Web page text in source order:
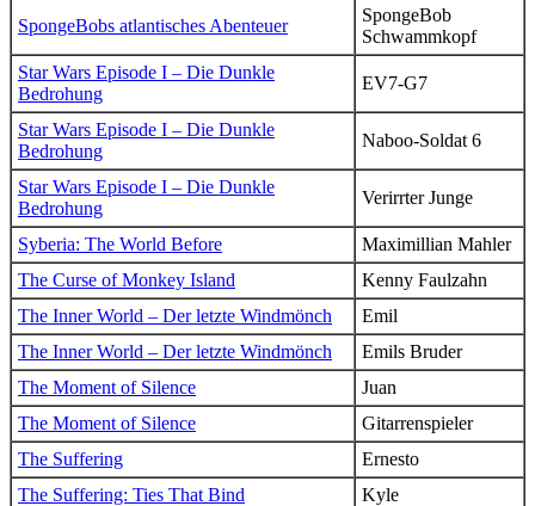
SpongeBobs atlantisches Abenteuer
SpongeBob
Schwammkopf
Star Wars Episode I – Die Dunkle
Bedrohung
EV7-G7
Star Wars Episode I – Die Dunkle
Bedrohung
Naboo-Soldat 6
Star Wars Episode I – Die Dunkle
Bedrohung
Verirrter Junge
Syberia: The World Before
Maximillian Mahler
The Curse of Monkey Island
Kenny Faulzahn
The Inner World – Der letzte Windmönch
Emil
The Inner World – Der letzte Windmönch
Emils Bruder
The Moment of Silence
Juan
The Moment of Silence
Gitarrenspieler
The Suffering
Ernesto
The Suffering: Ties That Bind
Kyle